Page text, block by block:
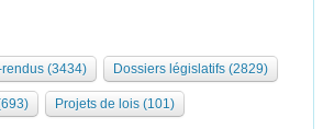
(3434) Dossiers législatifs (2829)
Projets de lois (101)